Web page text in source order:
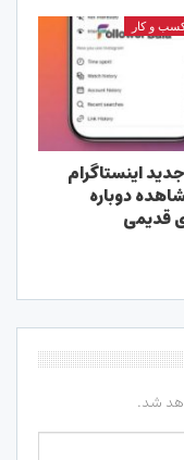
و کار
اینستاگرام
دوباره
قدیمی
شد.